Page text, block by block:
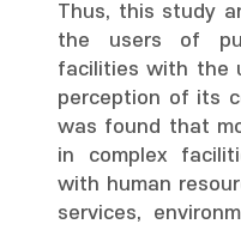
Thus, this study
the users of
facilities with the
perception of its
was found that
in complex
with human
services,